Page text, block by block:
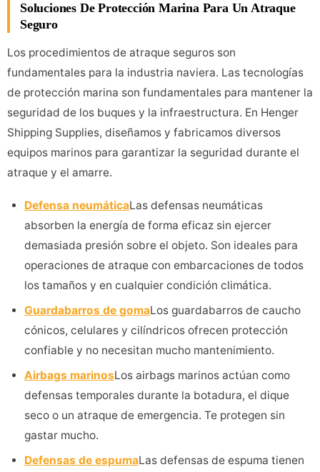
Soluciones De Protección Marina Para Un Atraque
Seguro
Los procedimientos de atraque seguros son
fundamentales para la industria naviera. Las tecnologías
de protección marina son fundamentales para mantener la
seguridad de los buques y la infraestructura. En Henger
Shipping Supplies, diseñamos y fabricamos diversos
equipos marinos para garantizar la seguridad durante el
atraque y el amarre.
Defensa neumáticaLas defensas neumáticas
absorben la energía de forma eficaz sin ejercer
demasiada presión sobre el objeto. Son ideales para
operaciones de atraque con embarcaciones de todos
los tamaños y en cualquier condición climática.
Guardabarros de gomaLos guardabarros de caucho
cónicos, celulares y cilíndricos ofrecen protección
confiable y no necesitan mucho mantenimiento.
Airbags marinosLos airbags marinos actúan como
defensas temporales durante la botadura, el dique
seco o un atraque de emergencia. Te protegen sin
gastar mucho.
Defensas de espumaLas defensas de espuma tienen